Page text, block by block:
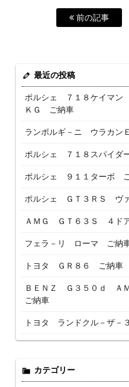
前の記事
最近の投稿
ポルシェ ７１８ケイマン
ＫＧ ご納車
ランボルギ－ニ ウラカン
ポルシェ ７１８スパイダ
ポルシェ ９１１ターボ
ポルシェ ＧＴ３ＲＳ ヴ
ＡＭＧ ＧＴ６３Ｓ ４ド
フェラ－リ ローマ ご納
トヨタ ＧＲ８６ ご納車
ＢＥＮＺ Ｇ３５０ｄ Ａ
ご納車
トヨタ ランドクル－ザ－
カテゴリー